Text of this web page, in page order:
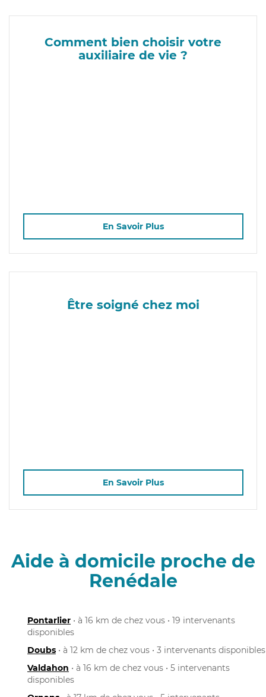
Comment bien choisir votre
auxiliaire de vie ?
En Savoir Plus
Être soigné chez moi
En Savoir Plus
Aide à domicile proche de
Renédale
Pontarlier • à 16 km de chez vous • 19 intervenants
disponibles
Doubs • à 12 km de chez vous • 3 intervenants disponibles
Valdahon • à 16 km de chez vous • 5 intervenants
disponibles